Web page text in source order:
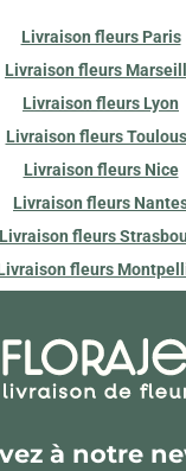
Livraison fleurs Paris
Livraison fleurs
Livraison fleurs Lyon
Livraison fleurs
Livraison fleurs Nice
Livraison fleurs
Livraison fleurs
fleurs
à notre